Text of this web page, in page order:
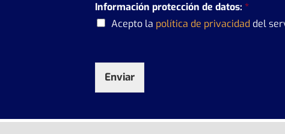
Información protección de datos: *
Acepto la política de privacidad del
Enviar